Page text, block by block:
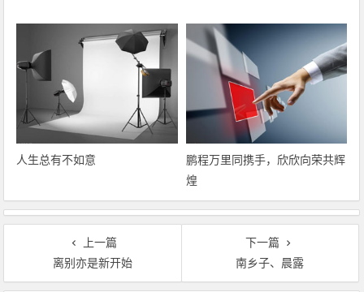
人生总有不如意
鹏程万里同携手，欣欣向荣共辉
煌
上一篇
离别亦是新开始
下一篇
南乡子、晨露